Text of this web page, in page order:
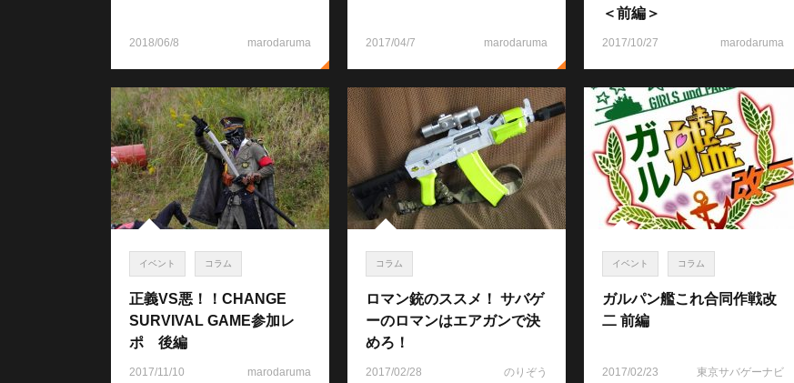
2018/06/8 marodaruma 2017/04/7 marodaruma
＜前編＞
2017/10/27 marodaruma
イベント コラム
正義VS悪！！CHANGE
SURVIVAL GAME参加レ
ポ 後編
2017/11/10 marodaruma
コラム
ロマン銃のススメ！ サバゲ
ーのロマンはエアガンで決
めろ！
2017/02/28 のりぞう
イベント コラム
ガルパン艦これ合同作戦改
二 前編
2017/02/23 東京サバゲーナビ